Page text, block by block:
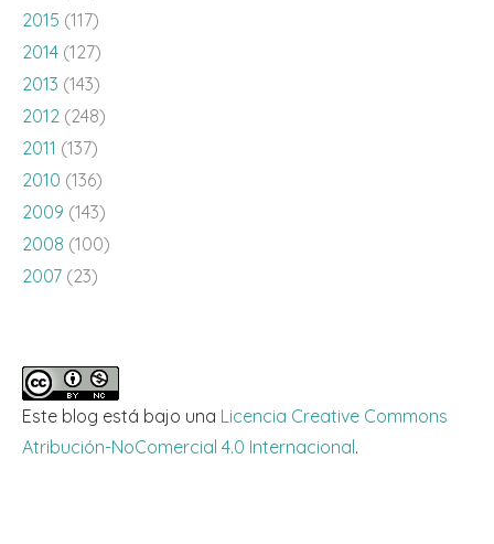
2015 (117)
2014 (127)
2013 (143)
2012 (248)
2011 (137)
2010 (136)
2009 (143)
2008 (100)
2007 (23)
Este blog está bajo una Licencia Creative Commons
Atribución-NoComercial 4.0 Internacional.